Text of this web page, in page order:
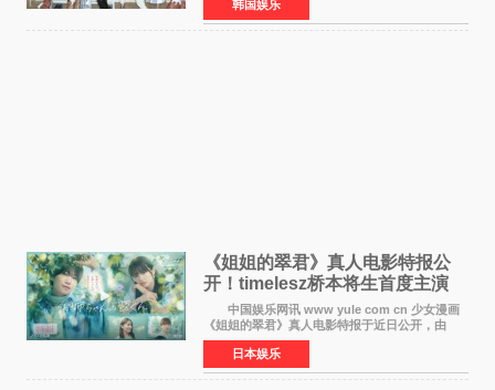
Back》首周销量达到71,009张，成功跻身最新一
期周单曲排行
韩国娱乐
《姐姐的翠君》真人电影特报公
开！timelesz桥本将生首度主演
12月4日上映
中国娱乐网讯 www yule com cn 少女漫画
《姐姐的翠君》真人电影特报于近日公开，由
timelesz成员桥本将生担任主演，这也是他首次
担任电影主演，引发高度关注。 女高中生咲
苗翠（中岛瑠菜
日本娱乐